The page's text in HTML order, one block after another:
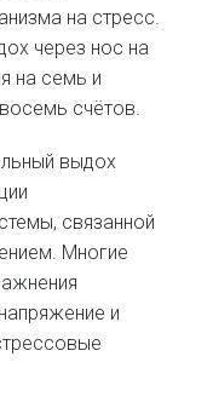
на стресс.
через нос на
на семь и
счётов.
выдох
связанной
Многие
и